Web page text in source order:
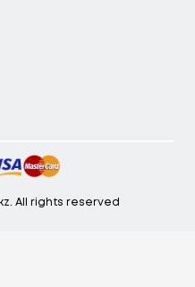
All rights reserved